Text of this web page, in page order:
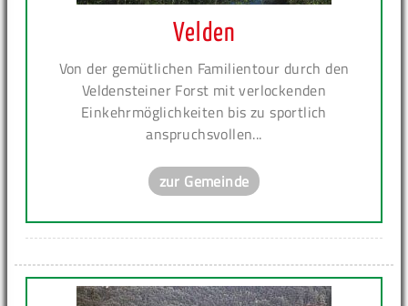
Velden
Von der gemütlichen Familientour durch den
Veldensteiner Forst mit verlockenden
Einkehrmöglichkeiten bis zu sportlich
anspruchsvollen...
zur Gemeinde